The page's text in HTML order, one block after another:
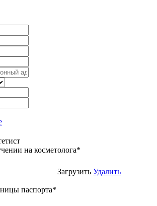
на косметолога*
Загрузить Удалить
паспорта*